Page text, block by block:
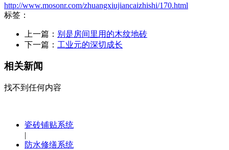
http://www.mosonr.com/zhuangxiujiancaizhishi/170.html
标签：
上一篇： 别是房间里用的木纹地砖
下一篇： 工业元的深切成长
相关新闻
找不到任何内容
瓷砖铺贴系统
|
防水修缮系统